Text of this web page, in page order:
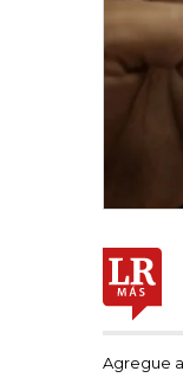
Agregue